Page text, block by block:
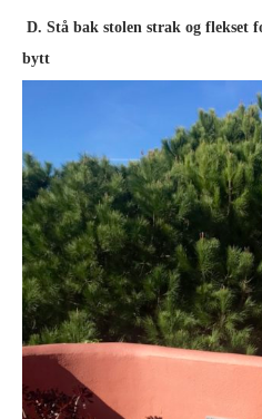
D. Stå bak stolen strak og flekset
bytt